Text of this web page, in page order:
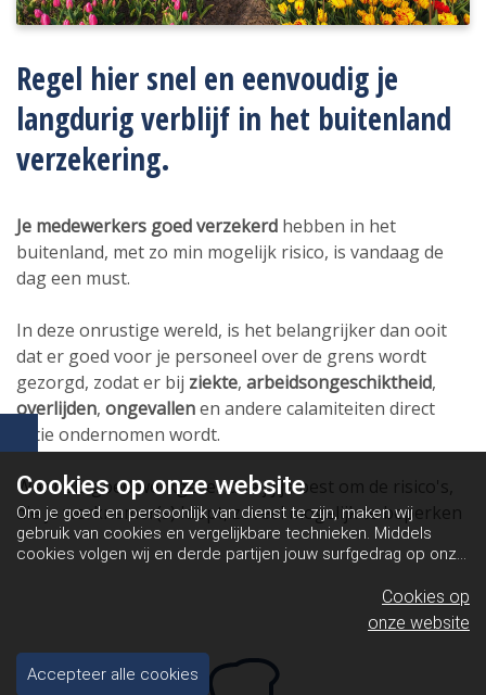
Regel hier snel en eenvoudig je
langdurig verblijf in het buitenland
verzekering.
Je medewerkers goed verzekerd hebben in het
buitenland, met zo min mogelijk risico, is vandaag de
dag een must.
In deze onrustige wereld, is het belangrijker dan ooit
dat er goed voor je personeel over de grens wordt
gezorgd, zodat er bij ziekte, arbeidsongeschiktheid,
overlijden, ongevallenen andere calamiteiten direct
actie ondernomen wordt.
Want als goed werkgever doe jij je best om de risico's,
die je werknemer(s) loopt, zoveel mogelijk te beperken
Cookies oponze website
Om je goed en persoonlijk van dienst te zijn, maken wij
gebruik van cookies en vergelijkbare technieken. Middels
cookies volgen wij en derde partijen jouw surfgedrag op onze
en dit maakt het voor jou mogelijk om informatie te delen via
Cookies op
onze website
Accepteer alle cookies